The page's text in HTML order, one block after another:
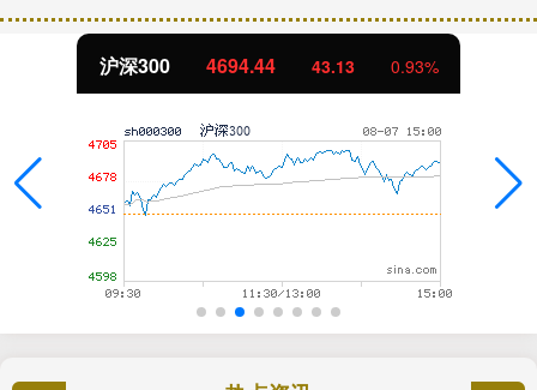
沪深300 4694.44 43.13 0.93%